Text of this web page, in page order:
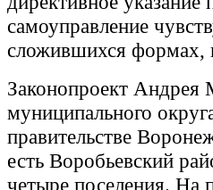
самоуправление
сложившихся формах,
Законопроект Андрея
муниципального
правительстве
есть Воробьевский
четыре поселения.